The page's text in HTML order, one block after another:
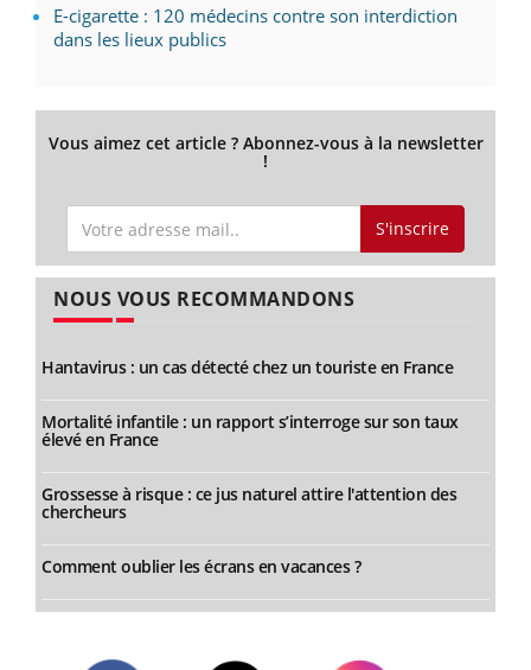
E-cigarette : 120 médecins contre son interdiction
dans les lieux publics
Vous aimez cet article ? Abonnez-vous à la newsletter
!
S'inscrire
NOUS VOUS RECOMMANDONS
Hantavirus : un cas détecté chez un touriste en France
Mortalité infantile : un rapport s’interroge sur son taux
élevé en France
Grossesse à risque : ce jus naturel attire l'attention des
chercheurs
Comment oublier les écrans en vacances ?